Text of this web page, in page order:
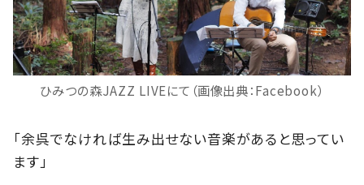
ひみつの森JAZZ LIVEにて（画像出典：Facebook）
「余呉でなければ生み出せない音楽があると思ってい
ます」